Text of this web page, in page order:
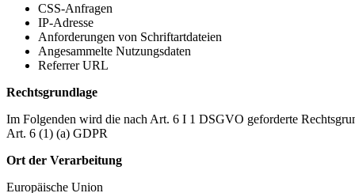
CSS-Anfragen
IP-Adresse
Anforderungen von Schriftartdateien
Angesammelte Nutzungsdaten
Referrer URL
Rechtsgrundlage
Im Folgenden wird die nach Art. 6 I 1 DSGVO geforderte
Art. 6 (1) (a) GDPR
Ort der Verarbeitung
Europäische Union